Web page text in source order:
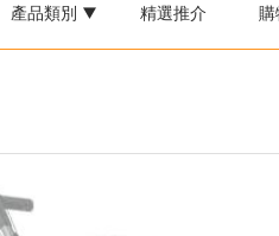
產品類別 精選推介 購